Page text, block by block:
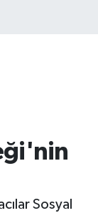
Sosyal